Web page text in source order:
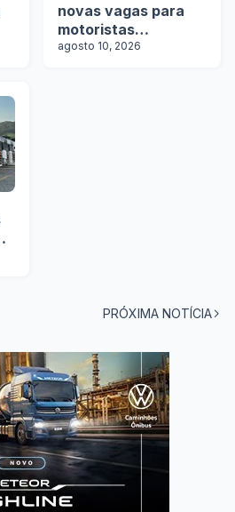
novas vagas para
motoristas
categoria D e E
agosto 10, 2026
PRÓXIMA NOTÍCIA